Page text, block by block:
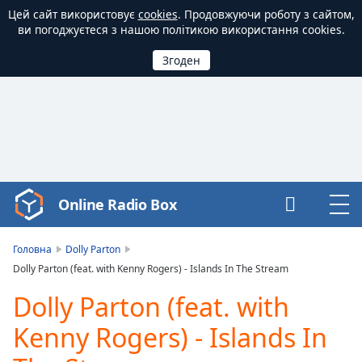
Цей сайт використовує cookies. Продовжуючи роботу з сайтом,
ви погоджуєтеся з нашою політикою використання cookies.
Video
Player
loading.
Video
Play
Skip
Backward
Online Radio Box
Головна
Dolly Parton
Dolly Parton (feat. with Kenny Rogers) - Islands In The Stream
Dolly Parton (feat. with
Kenny Rogers) - Islands In